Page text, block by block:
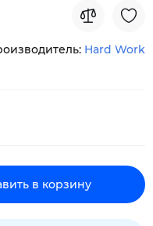
Hard Work
в корзину